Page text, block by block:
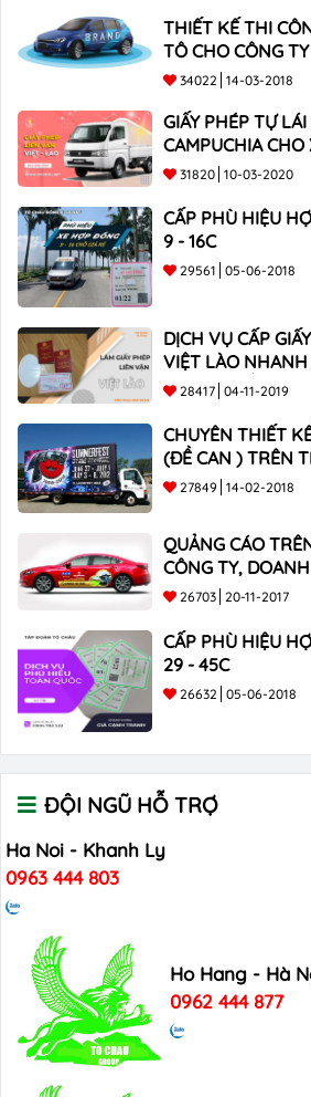
THIẾT KẾ THI
TÔ CHO CÔNG TY
34022 14-03-2018
GIẤY PHÉP TỰ
CAMPUCHIA
XE BÁN TẢI
31820 10-03-2020
CẤP PHÙ HIỆU
9 - 16C
29561 05-06-2018
DỊCH VỤ CẤP
VIỆT LÀO
TOÀN QUỐC
28417 04-11-2019
CHUYÊN THIẾT
(ĐỀ CAN ) TRÊN
CÔNG TY
27849 14-02-2018
QUẢNG CÁO
CÔNG TY,
26703 20-11-2017
CẤP PHÙ HIỆU
29 - 45C
26632 05-06-2018
ĐỘI NGŨ HỖ TRỢ
Ha Noi - Khanh Ly
0963 444 803
Ho Hang - Hà
0962 444 877